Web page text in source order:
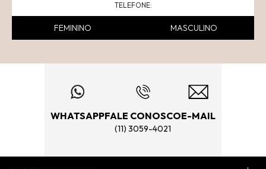
FEMININO MASCULINO
WHATSAPPFALE CONOSCO
(11) 3059-4021
E-MAIL